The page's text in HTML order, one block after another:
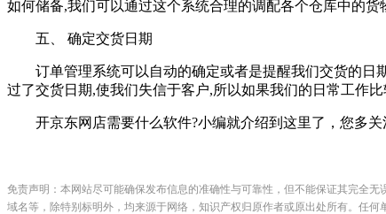
如何储备,我们可以通过这个系统合理的调配各个仓库中的货
五、 确定交货日期
订单管理系统可以自动的确定或者是提醒我们交货的日
过了交货日期,使我们失信于客户,所以如果我们的日常工作
开京东网店需要什么软件?小编就介绍到这里了，您多关
免责声明：本网站尽可能确保发布信息的准确性与可靠性，但不能保证其完全
域名等，除特别标明外，均来源于网络，知识产权归原作者或原出处所有。任